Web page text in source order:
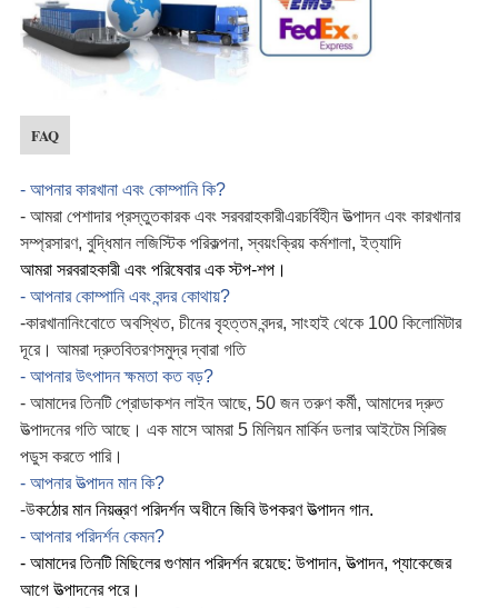
FAQ
- আপনার কারখানা এবং কোম্পানি কি?
- আমরা পেশাদার প্রস্তুতকারক এবং সরবরাহকারীএরচর্বিহীন উত্পাদন এবং কারখানার
সম্প্রসারণ, বুদ্ধিমান লজিস্টিক পরিকল্পনা, স্বয়ংক্রিয় কর্মশালা, ইত্যাদি
আমরা সরবরাহকারী এবং পরিষেবার এক স্টপ-শপ।
- আপনার কোম্পানি এবং বন্দর কোথায়?
-কারখানানিংবোতে অবস্থিত, চীনের বৃহত্তম বন্দর, সাংহাই থেকে 100 কিলোমিটার
দূরে। আমরা দ্রুতবিতরণসমুদ্র দ্বারা গতি
- আপনার উৎপাদন ক্ষমতা কত বড়?
- আমাদের তিনটি প্রোডাকশন লাইন আছে, 50 জন তরুণ কর্মী, আমাদের দ্রুত
উত্পাদনের গতি আছে। এক মাসে আমরা 5 মিলিয়ন মার্কিন ডলার আইটেম সিরিজ
পডুস করতে পারি।
- আপনার উত্পাদন মান কি?
-উকঠোর মান নিয়ন্ত্রণ পরিদর্শন অধীনে জিবি উপকরণ উত্পাদন গান.
- আপনার পরিদর্শন কেমন?
- আমাদের তিনটি মিছিলের গুণমান পরিদর্শন রয়েছে: উপাদান, উত্পাদন, প্যাকেজের
আগে উত্পাদনের পরে।